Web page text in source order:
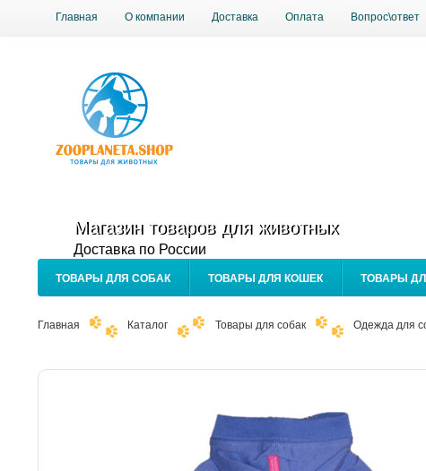
Главная О компании Доставка Оплата Вопрос\ответ
Магазин товаров для животных
Доставка по России
ТОВАРЫ ДЛЯ СОБАК ТОВАРЫ ДЛЯ КОШЕК ТОВАРЫ
Главная Каталог Товары для собак Одежда для